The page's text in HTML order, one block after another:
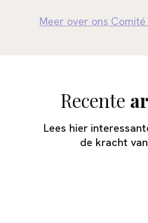
Meer over ons
Recente
Lees hier
de kracht